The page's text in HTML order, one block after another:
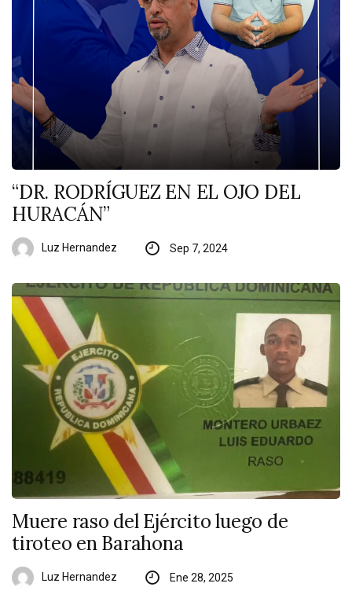
“DR. RODRÍGUEZ EN EL OJO DEL
HURACÁN”
Luz Hernandez Sep 7, 2024
Muere raso del Ejército luego de
tiroteo en Barahona
Luz Hernandez Ene 28, 2025